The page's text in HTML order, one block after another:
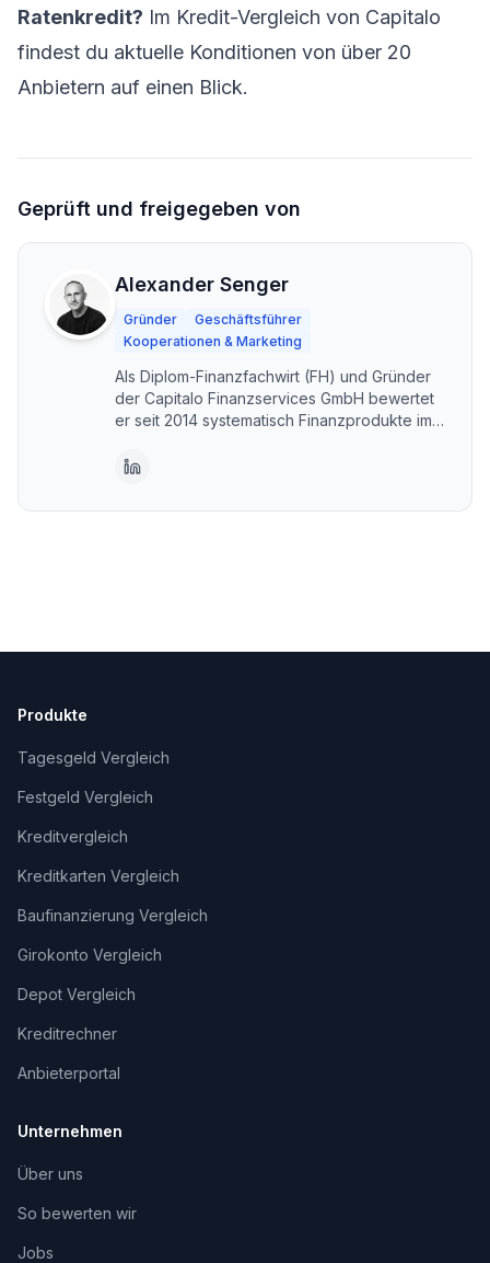
Ratenkredit? Im Kredit-Vergleich von Capitalo
findest du aktuelle Konditionen von über 20
Anbietern auf einen Blick.
Geprüft und freigegeben von
Alexander Senger
Gründer
Geschäftsführer
Kooperationen & Marketing
Als Diplom-Finanzfachwirt (FH) und Gründer
der Capitalo Finanzservices GmbH bewertet
er seit 2014 systematisch Finanzprodukte im
transparente Vergleiche – kostenlos und im
Unterstützung, fachlich geprüft und
Produkte
Tagesgeld Vergleich
Festgeld Vergleich
Kreditvergleich
Kreditkarten Vergleich
Baufinanzierung Vergleich
Girokonto Vergleich
Depot Vergleich
Kreditrechner
Anbieterportal
Unternehmen
Über uns
So bewerten wir
Jobs